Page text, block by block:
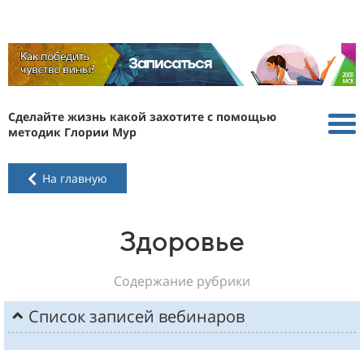
Сделайте жизнь какой захотите с помощью
методик Глории Мур
На главную
Здоровье
Содержание рубрики
Список записей вебинаров